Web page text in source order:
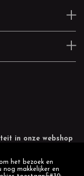
in onze webshop
het bezoek en
nog makkelijker en